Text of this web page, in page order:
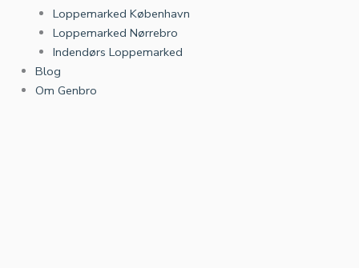
Loppemarked København
Loppemarked Nørrebro
Indendørs Loppemarked
Blog
Om Genbro